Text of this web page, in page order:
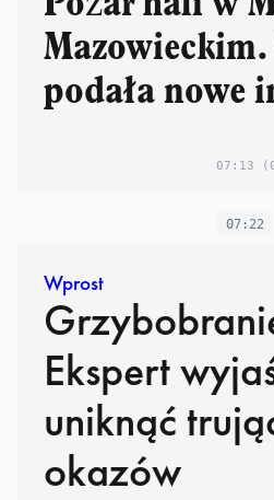
podała nowe
07:13
07:22
Wprost
Ekspert
uniknąć
okazów